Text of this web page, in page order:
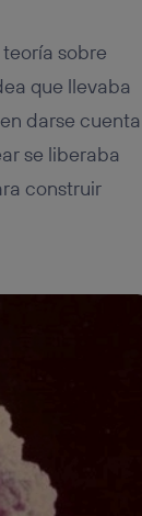
sobre
que llevaba
darse cuenta
se liberaba
construir